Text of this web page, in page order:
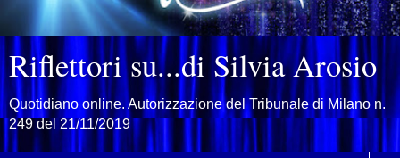
Riflettori su...di Silvia Arosio
Quotidiano online. Autorizzazione del Tribunale di Milano n.
249 del 21/11/2019